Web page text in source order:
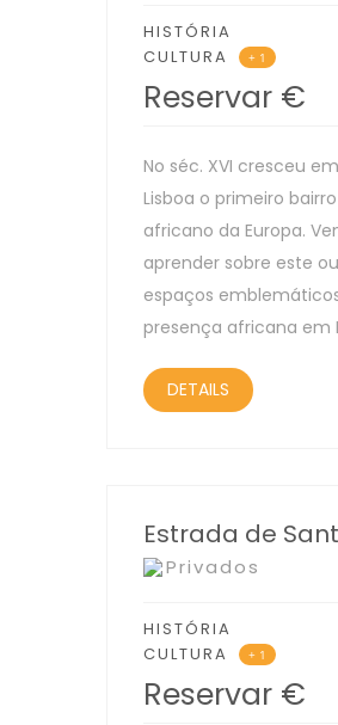
HISTÓRIA
CULTURA
+ 1
Reservar €
No séc. XVI cresceu em
Lisboa o primeiro bairro
africano da Europa.
aprender sobre este
espaços
presença africana em
DETAILS
Estrada de
Privados
HISTÓRIA
CULTURA
+ 1
Reservar €